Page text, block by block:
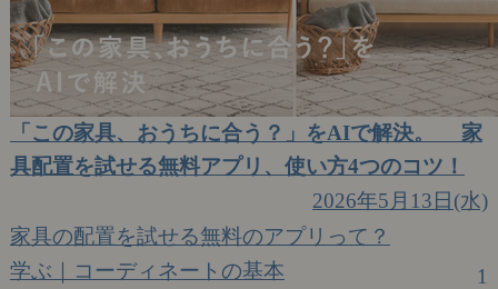
「この家具、おうちに合う？」をAIで解決。 家
具配置を試せる無料アプリ、使い方4つのコツ！
2026年5月13日(水)
家具の配置を試せる無料のアプリって？
学ぶ｜コーディネートの基本
1